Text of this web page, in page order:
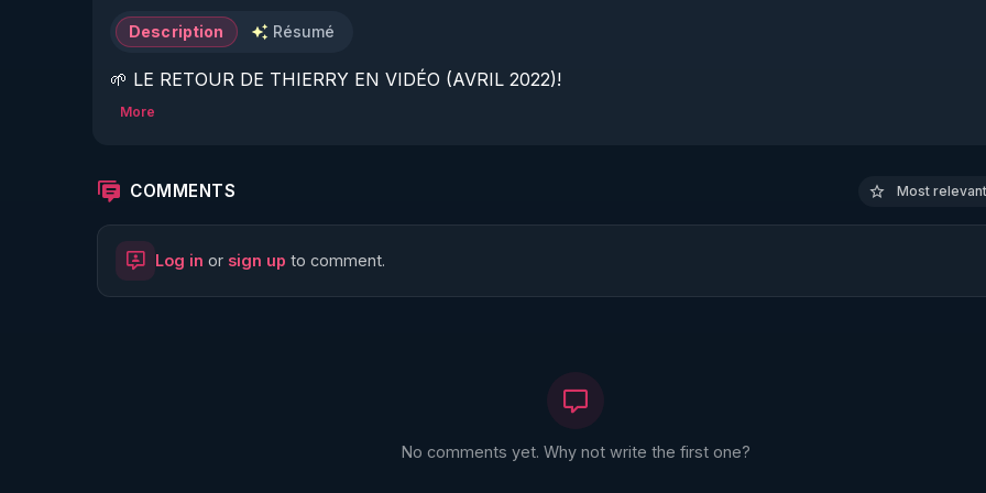
Description Résumé
🌱 LE RETOUR DE THIERRY EN VIDÉO (AVRIL 2022)!
🌱 LE MAGAZINE RÉGÉNÈRE
http://rgnr.li/ymag
More
COMMENTS Most
Log in or sign up to comment.
No comments yet. Why not write the first one?